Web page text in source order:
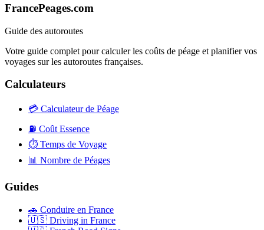
FrancePeages.com
Guide des autoroutes
Votre guide complet pour calculer les coûts de péage et planifier vos
voyages sur les autoroutes françaises.
Calculateurs
💳 Calculateur de Péage
⛽ Coût Essence
⏱️ Temps de Voyage
📊 Nombre de Péages
Guides
🚗 Conduire en France
🇺🇸 Driving in France